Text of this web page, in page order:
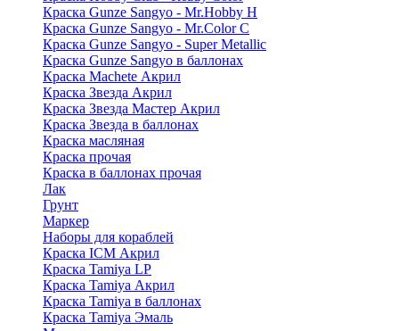
Краска Gunze Sangyo - Mr.Hobby H
Краска Gunze Sangyo - Mr.Color C
Краска Gunze Sangyo - Super Metallic
Краска Gunze Sangyo в баллонах
Краска Machete Акрил
Краска Звезда Акрил
Краска Звезда Мастер Акрил
Краска Звезда в баллонах
Краска масляная
Краска прочая
Краска в баллонах прочая
Лак
Грунт
Маркер
Наборы для кораблей
Краска ICM Акрил
Краска Tamiya LP
Краска Tamiya Акрил
Краска Tamiya в баллонах
Краска Tamiya Эмаль